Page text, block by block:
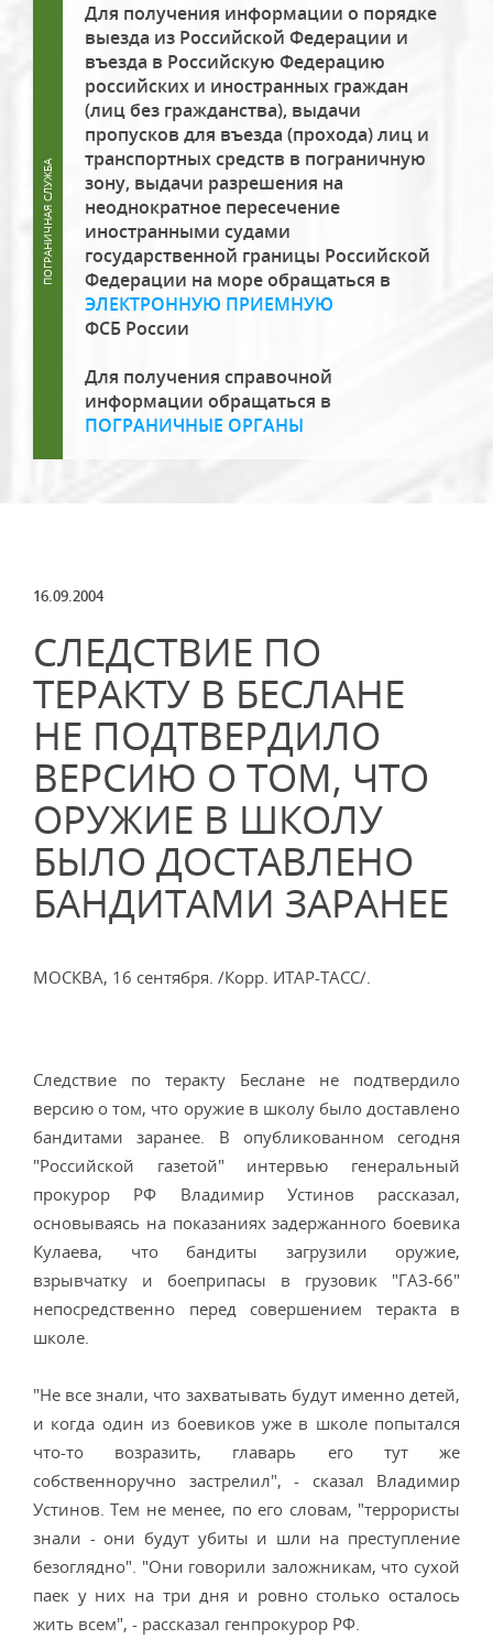
Для получения информации о порядке
выезда из Российской Федерации и
въезда в Российскую Федерацию
российских и иностранных граждан
(лиц без гражданства), выдачи
пропусков для въезда (прохода) лиц и
транспортных средств в пограничную
зону, выдачи разрешения на
неоднократное пересечение
иностранными судами
государственной границы Российской
Федерации на море обращаться в
ЭЛЕКТРОННУЮ ПРИЕМНУЮ
ФСБ России
Для получения справочной
информации обращаться в
ПОГРАНИЧНЫЕ ОРГАНЫ
16.09.2004
СЛЕДСТВИЕ ПО
ТЕРАКТУ В БЕСЛАНЕ
НЕ ПОДТВЕРДИЛО
ВЕРСИЮ О ТОМ, ЧТО
ОРУЖИЕ В ШКОЛУ
БЫЛО ДОСТАВЛЕНО
БАНДИТАМИ ЗАРАНЕЕ
МОСКВА, 16 сентября. /Корр. ИТАР-ТАСС/.
Следствие по теракту Беслане не подтвердило
версию о том, что оружие в школу было доставлено
бандитами заранее. В опубликованном сегодня
"Российской газетой" интервью генеральный
прокурор РФ Владимир Устинов рассказал,
основываясь на показаниях задержанного боевика
Кулаева, что бандиты загрузили оружие,
взрывчатку и боеприпасы в грузовик "ГАЗ-66"
непосредственно перед совершением теракта в
школе.
"Не все знали, что захватывать будут именно детей,
и когда один из боевиков уже в школе попытался
что-то возразить, главарь его тут же
собственноручно застрелил", - сказал Владимир
Устинов. Тем не менее, по его словам, "террористы
знали - они будут убиты и шли на преступление
безоглядно". "Они говорили заложникам, что сухой
паек у них на три дня и ровно столько осталось
жить всем", - рассказал генпрокурор РФ.